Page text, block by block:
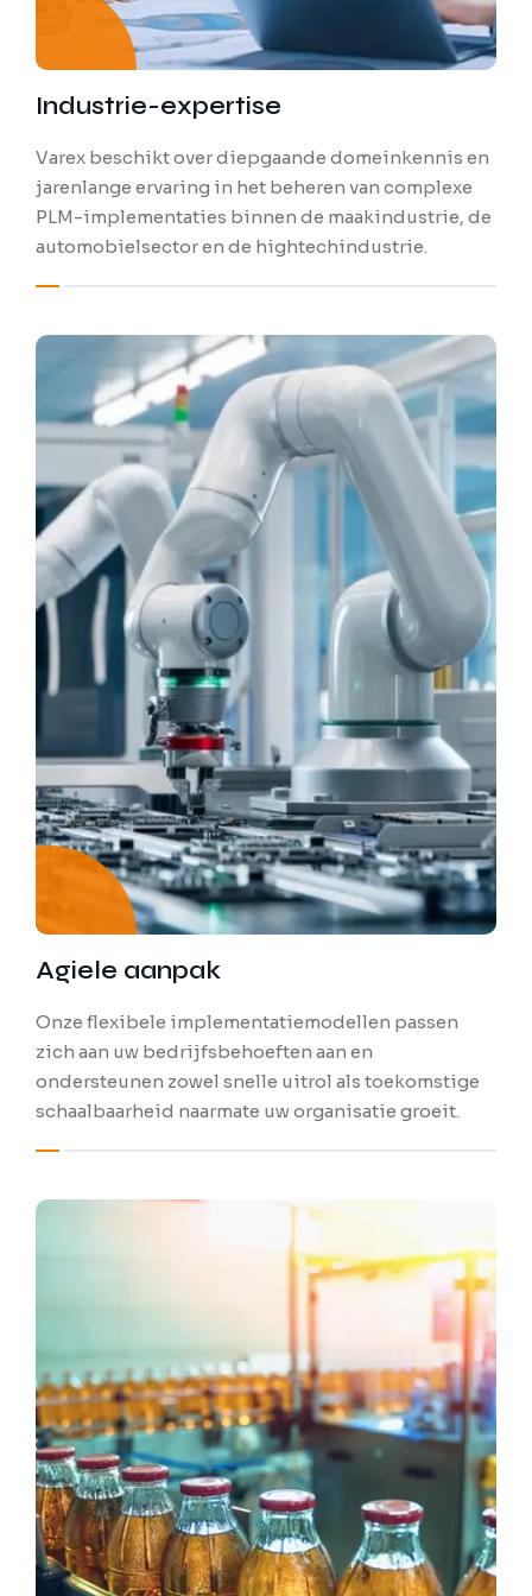
Industrie-expertise
Varex beschikt over diepgaande domeinkennis en
jarenlange ervaring in het beheren van complexe
PLM-implementaties binnen de maakindustrie, de
automobielsector en de hightechindustrie.
Agiele aanpak
Onze flexibele implementatiemodellen passen
zich aan uw bedrijfsbehoeften aan en
ondersteunen zowel snelle uitrol als toekomstige
schaalbaarheid naarmate uw organisatie groeit.